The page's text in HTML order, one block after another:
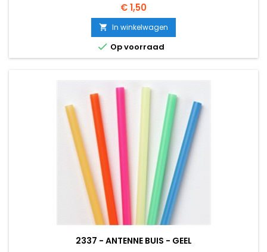
Prijs
€ 1,50
 In winkelwagen
 Op voorraad
2337 - ANTENNE BUIS - GEEL